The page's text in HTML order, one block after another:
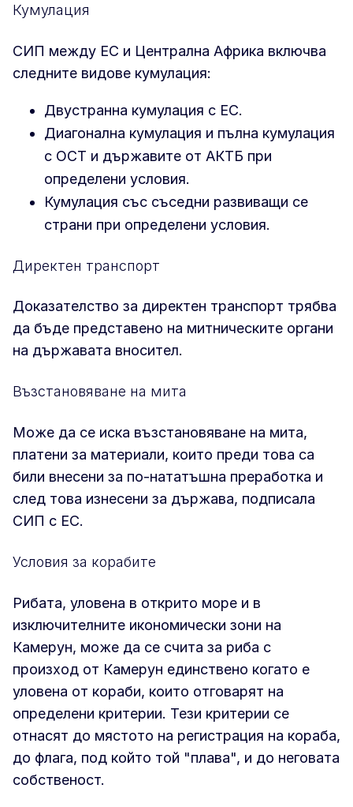
Кумулация
СИП между ЕС и Централна Африка включва
следните видове кумулация:
Двустранна кумулация с ЕС.
Диагонална кумулация и пълна кумулация
с ОСТ и държавите от АКТБ при
определени условия.
Кумулация със съседни развиващи се
страни при определени условия.
Директен транспорт
Доказателство за директен транспорт трябва
да бъде представено на митническите органи
на държавата вносител.
Възстановяване на мита
Може да се иска възстановяване на мита,
платени за материали, които преди това са
били внесени за по-нататъшна преработка и
след това изнесени за държава, подписала
СИП с ЕС.
Условия за корабите
Рибата, уловена в открито море и в
изключителните икономически зони на
Камерун, може да се счита за риба с
произход от Камерун единствено когато е
уловена от кораби, които отговарят на
определени критерии. Тези критерии се
отнасят до мястото на регистрация на кораба,
до флага, под който той "плава", и до неговата
собственост.